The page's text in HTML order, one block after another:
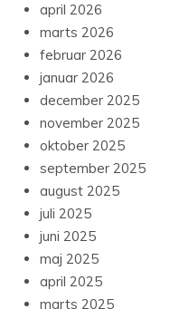
april 2026
marts 2026
februar 2026
januar 2026
december 2025
november 2025
oktober 2025
september 2025
august 2025
juli 2025
juni 2025
maj 2025
april 2025
marts 2025